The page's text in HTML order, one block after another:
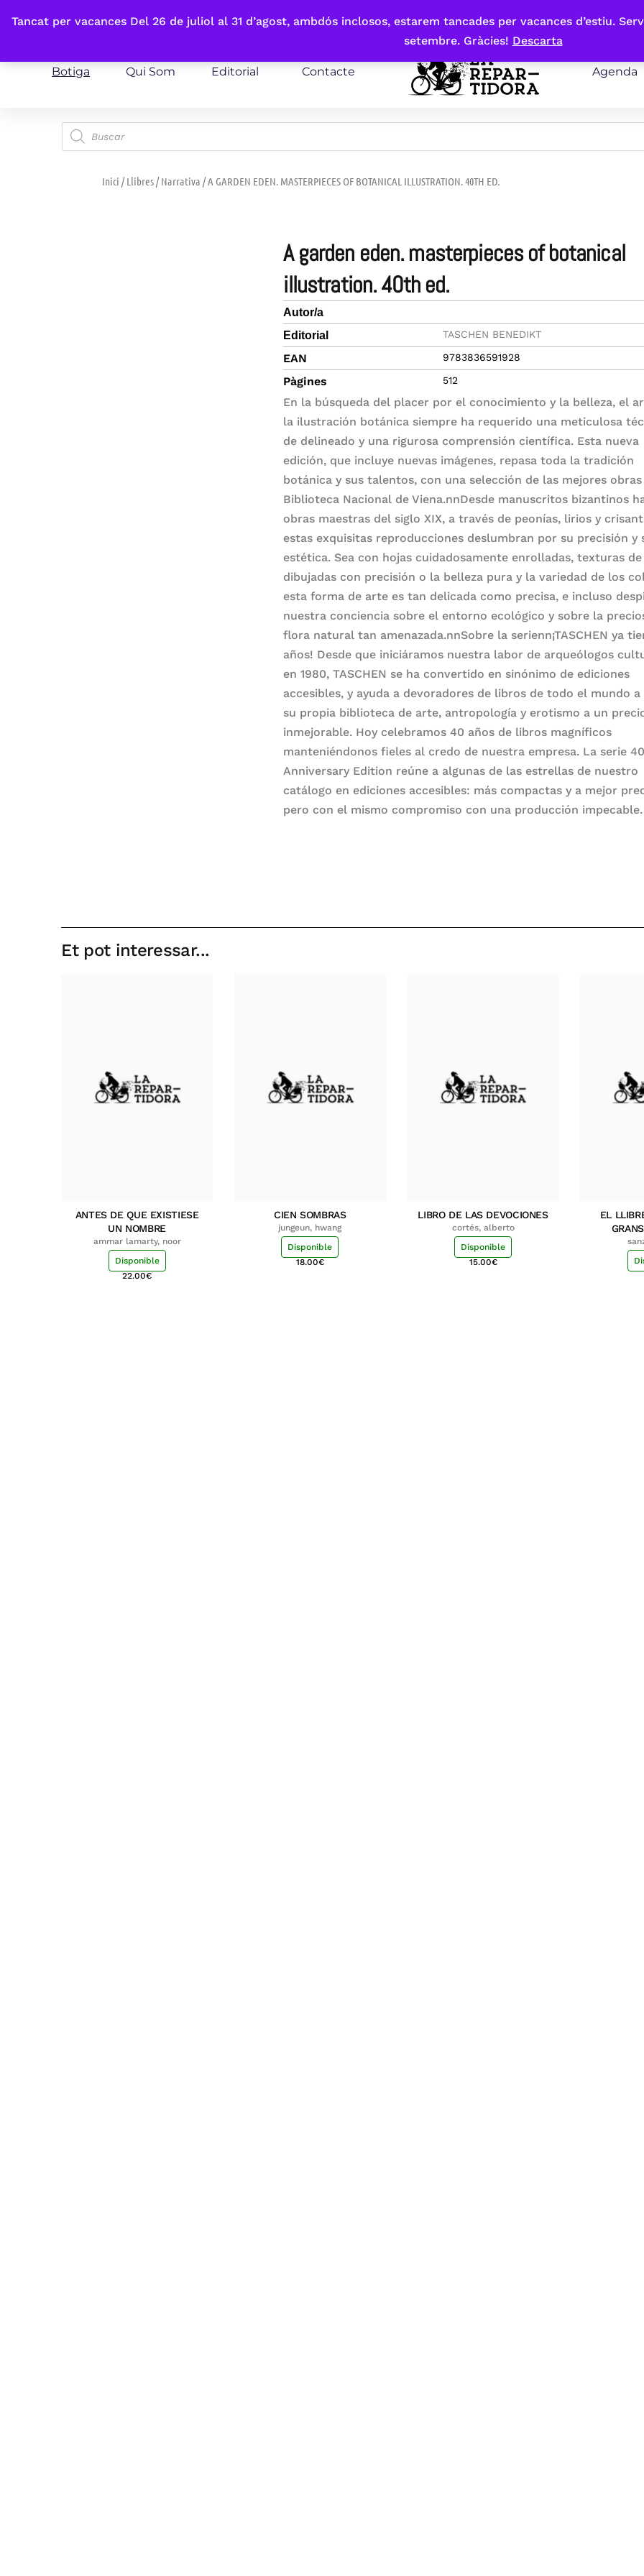
Tancat per vacances Del 26 de juliol al 31 d’agost, ambdós inclosos, estarem tancades per vacances d’estiu.
setembre. Gràcies! Descarta
Fes-te'n sòcia
Botiga Qui Som Editorial Contacte Agenda
Inici /Llibres/Narrativa / A GARDEN EDEN. MASTERPIECES OF BOTANICAL ILLUSTRATION. 40TH ED.
a garden eden. masterpieces of botanical
illustration. 40th ed.
Autor/a
Editorial
TASCHEN BENEDIKT
EAN 9783836591928
Pàgines 512
En la búsqueda del placer por el conocimiento y la belleza, el
la ilustración botánica siempre ha requerido una meticulosa
de delineado y una rigurosa comprensión científica. Esta nueva
edición, que incluye nuevas imágenes, repasa toda la tradición
botánica y sus talentos, con una selección de las mejores
Biblioteca Nacional de Viena.nnDesde manuscritos bizantinos
obras maestras del siglo XIX, a través de peonías, lirios y
estas exquisitas reproducciones deslumbran por su precisión y
estética. Sea con hojas cuidadosamente enrolladas, texturas
dibujadas con precisión o la belleza pura y la variedad de los
esta forma de arte es tan delicada como precisa, e incluso
nuestra conciencia sobre el entorno ecológico y sobre la
flora natural tan amenazada.nnSobre la serienn¡TASCHEN ya
años! Desde que iniciáramos nuestra labor de arqueólogos
en 1980, TASCHEN se ha convertido en sinónimo de ediciones
accesibles, y ayuda a devoradores de libros de todo el mundo
su propia biblioteca de arte, antropología y erotismo a un
inmejorable. Hoy celebramos 40 años de libros magníficos
manteniéndonos fieles al credo de nuestra empresa. La serie
Anniversary Edition reúne a algunas de las estrellas de nuestro
catálogo en ediciones accesibles: más compactas y a mejor
pero con el mismo compromiso con una producción impecable.
Et pot interessar...
ANTES DE QUE EXISTIESE
UN NOMBRE
ammar lamarty, noor
Disponible
22.00€
CIEN SOMBRAS
jungeun, hwang
Disponible
18.00€
LIBRO DE LAS DEVOCIONES
cortés, alberto
Disponible
15.00€
EL